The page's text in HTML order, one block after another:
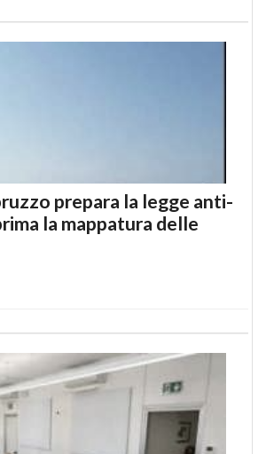
prepara la legge anti-
la mappatura delle